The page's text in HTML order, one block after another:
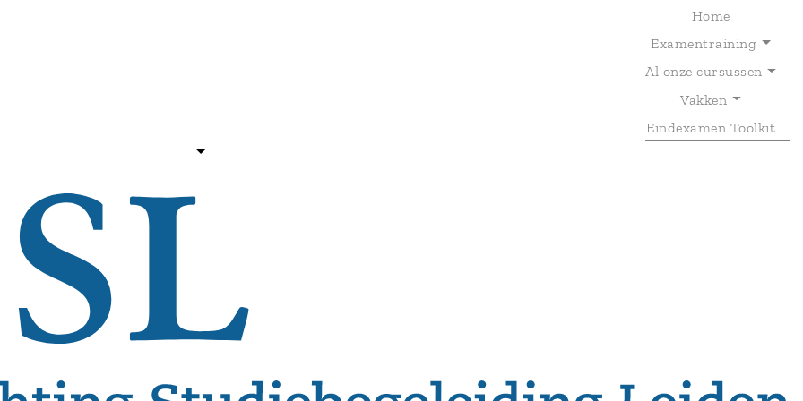
Home
Examentraining
Al onze cursussen
Vakken
Eindexamen Toolkit